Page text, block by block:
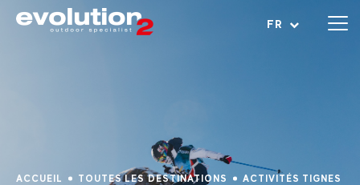
FR
Ouvrir le menu
ACCUEIL TOUTES LES DESTINATIONS ACTIVITÉS TIGNES